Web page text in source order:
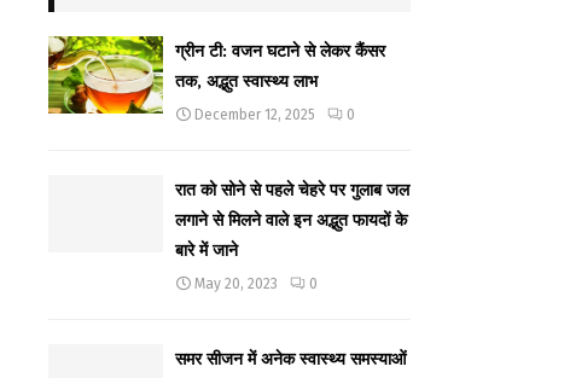
ग्रीन टी: वजन घटाने से लेकर कैंसर
तक, अद्भुत स्वास्थ्य लाभ
December 12, 2025 0
रात को सोने से पहले चेहरे पर गुलाब जल
लगाने से मिलने वाले इन अद्भुत फायदों के
बारे में जाने
May 20, 2023 0
समर सीजन में अनेक स्वास्थ्य समस्याओं